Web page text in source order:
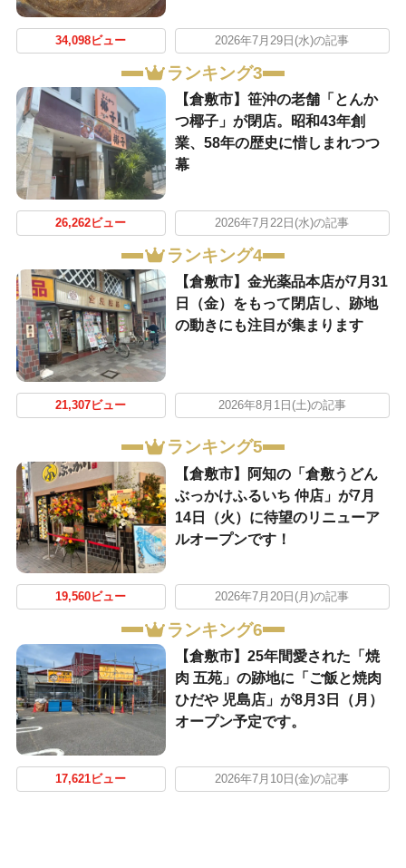
34,098ビュー 2026年7月29日(水)の記事
ランキング3
【倉敷市】笹沖の老舗「とんか
つ椰子」が閉店。昭和43年創
業、58年の歴史に惜しまれつつ
幕
26,262ビュー 2026年7月22日(水)の記事
ランキング4
【倉敷市】金光薬品本店が7月31
日（金）をもって閉店し、跡地
の動きにも注目が集まります
21,307ビュー 2026年8月1日(土)の記事
ランキング5
【倉敷市】阿知の「倉敷うどん
ぶっかけふるいち 仲店」が7月
14日（火）に待望のリニューア
ルオープンです！
19,560ビュー 2026年7月20日(月)の記事
ランキング6
【倉敷市】25年間愛された「焼
肉 五苑」の跡地に「ご飯と焼肉
ひだや 児島店」が8月3日（月）
オープン予定です。
17,621ビュー 2026年7月10日(金)の記事